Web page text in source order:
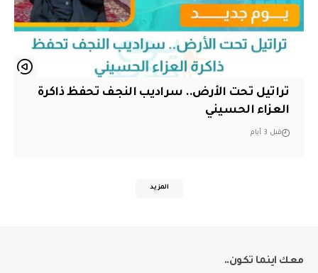
تراتيل تحت الأرض.. سراديب النجف تحفظ ذاكرة
العزاء الحسيني
قبل 3 أيام
المزيد
معك اينما تكون..